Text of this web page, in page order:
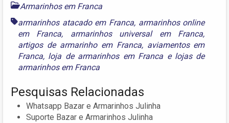
Armarinhos em Franca
armarinhos atacado em Franca, armarinhos online
em Franca, armarinhos universal em Franca,
artigos de armarinho em Franca, aviamentos em
Franca, loja de armarinhos em Franca e lojas de
armarinhos em Franca
Pesquisas Relacionadas
Whatsapp Bazar e Armarinhos Julinha
Suporte Bazar e Armarinhos Julinha